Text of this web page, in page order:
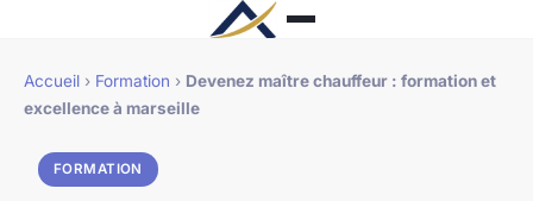
Accueil › Formation › Devenez maître chauffeur : formation et
excellence à marseille
FORMATION